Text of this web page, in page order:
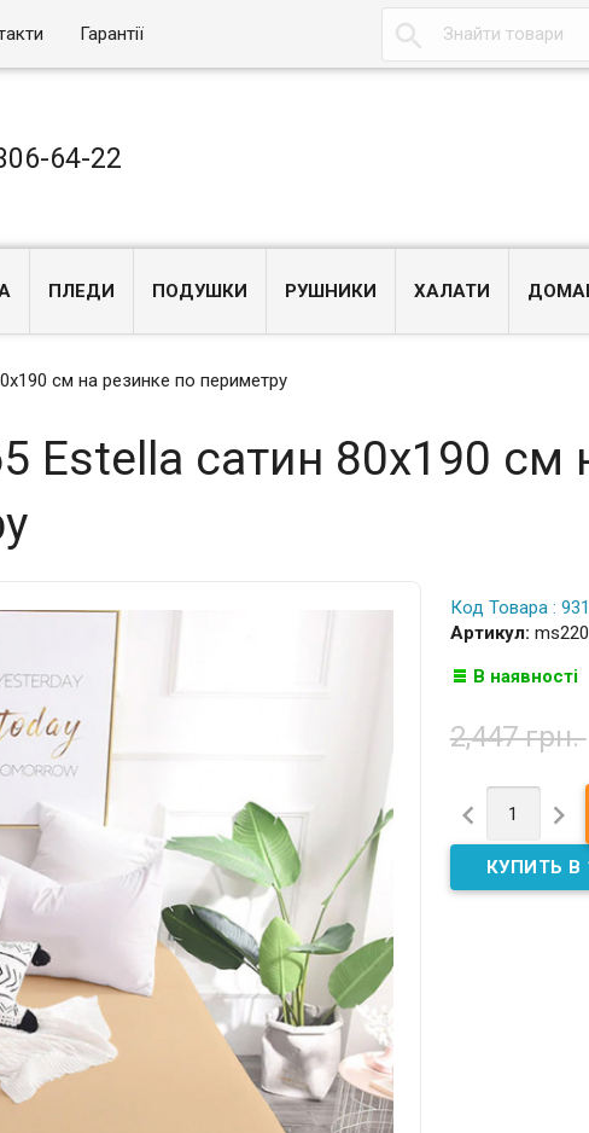
Гарантії 
64-22
ПЛЕДИ ПОДУШКИ РУШНИКИ ХАЛАТИ
см на резинке по периметру
Estella сатин 80x190 см
Код Товара :
Артикул:
В наявності
2,447 грн.
 